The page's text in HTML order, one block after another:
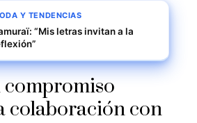
Y TENDENCIAS
“Mis letras invitan a la
colaboración con